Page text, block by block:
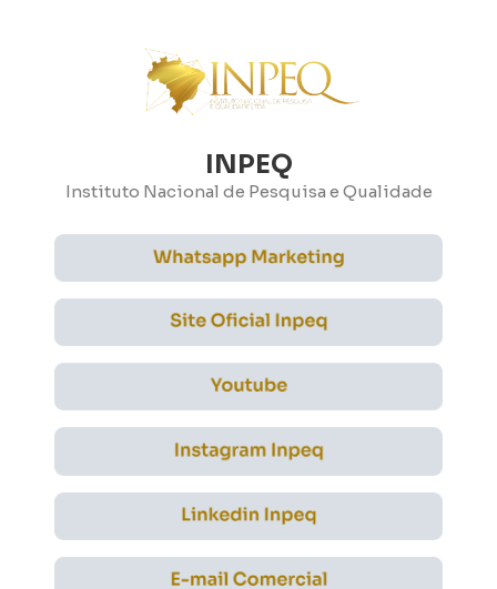
INPEQ
Instituto Nacional de Pesquisa e Qualidade